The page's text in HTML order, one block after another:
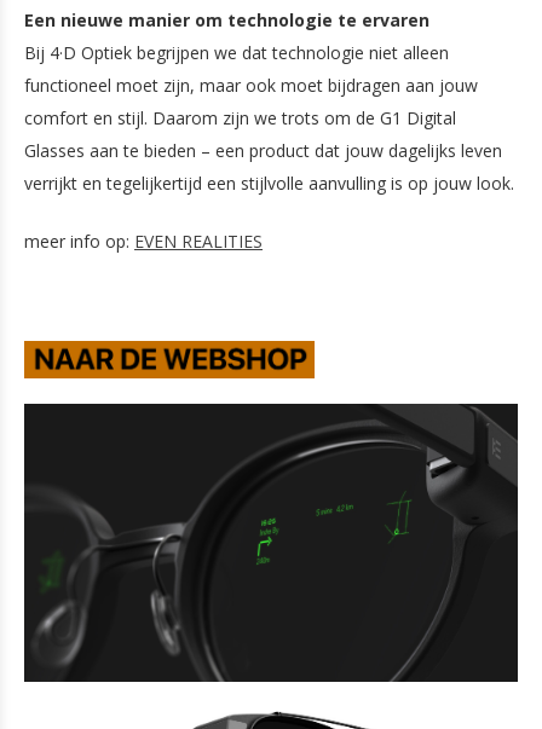
Een nieuwe manier om technologie te ervaren
Bij 4·D Optiek begrijpen we dat technologie niet alleen
functioneel moet zijn, maar ook moet bijdragen aan jouw
comfort en stijl. Daarom zijn we trots om de G1 Digital
Glasses aan te bieden – een product dat jouw dagelijks leven
verrijkt en tegelijkertijd een stijlvolle aanvulling is op jouw look.
meer info op: EVEN REALITIES